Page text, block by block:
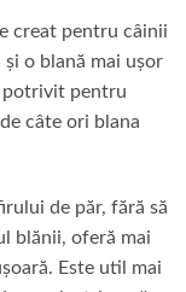
creat pentru câinii
o blană mai ușor
potrivit pentru
câte ori blana
de păr, fără să
blănii, oferă mai
Este util mai